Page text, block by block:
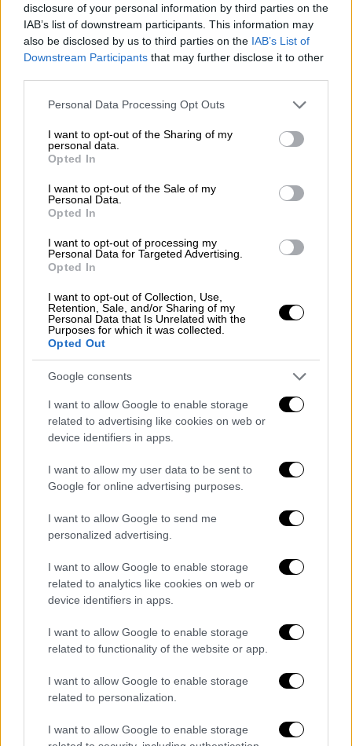
disclosure of your personal information by third parties on the
IAB’s list of downstream participants. This information may
also be disclosed by us to third parties on the IAB’s List of
Downstream Participants that may further disclose it to other
Please note that this website/app uses one or more Google
not limited to your visit or usage behaviour. You may click to
grant or deny consent to Google and its third-party tags to
use your data for below specified purposes in below Google
consent section.
Personal Data Processing Opt Outs
I want to opt-out of the Sharing of my
personal data.
Opted In
I want to opt-out of the Sale of my
Personal Data.
Opted In
I want to opt-out of processing my
Personal Data for Targeted Advertising.
Opted In
I want to opt-out of Collection, Use,
Retention, Sale, and/or Sharing of my
Personal Data that Is Unrelated with the
Purposes for which it was collected.
Opted Out
Google consents
I want to allow Google to enable storage
related to advertising like cookies on web or
device identifiers in apps.
I want to allow my user data to be sent to
Google for online advertising purposes.
I want to allow Google to send me
personalized advertising.
I want to allow Google to enable storage
related to analytics like cookies on web or
device identifiers in apps.
I want to allow Google to enable storage
related to functionality of the website or app.
I want to allow Google to enable storage
related to personalization.
I want to allow Google to enable storage
Πυρά του Ευριπίδη Στυλιανίδη κατά
Μητσοτάκη για τις υποθέσεις Τσάφου,
Δοξιάδη και τη διαγραφή Σαμαρά.
Πολιτικό Παρασκήνιο
Οι «Σαμαρικοί» που το έπαιξαν δίπορτο
να μιλήσει μπροστά σε άδεια έδρανα της ΝΔ,
τον πρώην πρωθυπουργό χειροκρότησαν
πέντε βουλευτές - Τελικά όμως δεν τον
ακολούθησαν στην αποχή